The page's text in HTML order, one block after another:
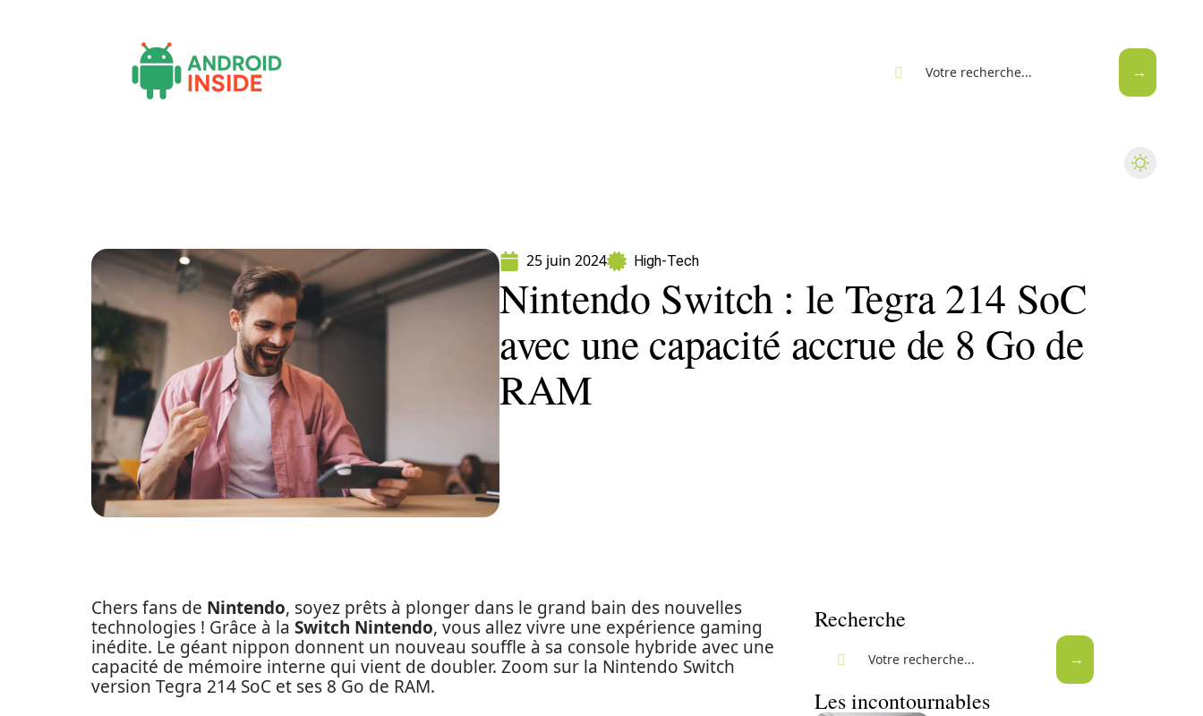
25 juin 2024 High-Tech
Nintendo Switch : le Tegra 214 SoC
avec une capacité accrue de 8 Go de
RAM
Chers fans de Nintendo, soyez prêts à plonger dans le grand bain des nouvelles
technologies ! Grâce à la Switch Nintendo, vous allez vivre une expérience gaming
inédite. Le géant nippon donnent un nouveau souffle à sa console hybride avec une
capacité de mémoire interne qui vient de doubler. Zoom sur la Nintendo Switch
version Tegra 214 SoC et ses 8 Go de RAM.
Recherche
Les incontournables